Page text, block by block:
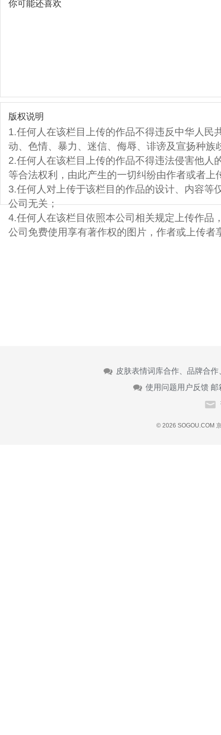
你可能还喜欢
版权说明
1.任何人在该栏目上传的作品不得违反中华人民
动、色情、暴力、迷信、侮辱、诽谤及宣扬种族
2.任何人在该栏目上传的作品不得违法侵害他人
等合法权利，由此产生的一切纠纷由作者或者上
3.任何人对上传于该栏目的作品的设计、内容等
公司无关；
4.任何人在该栏目依照本公司相关规定上传作品
公司免费使用享有著作权的图片，作者或上传者
皮肤表情词库合作、品牌合
使用问题用户反馈 邮
© 2026 SOGOU.COM